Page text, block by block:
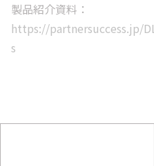
製品紹介資料：
https://partnersuccess.jp/
s